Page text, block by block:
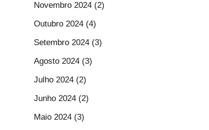
Novembro 2024 (2)
Outubro 2024 (4)
Setembro 2024 (3)
Agosto 2024 (3)
Julho 2024 (2)
Junho 2024 (2)
Maio 2024 (3)